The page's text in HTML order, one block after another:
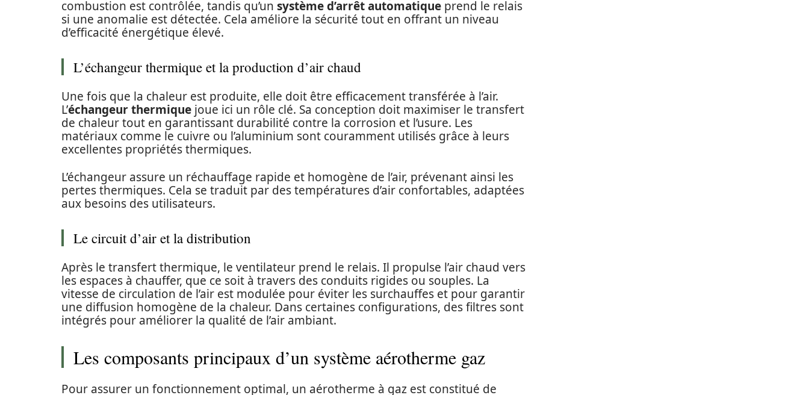
combustion est contrôlée, tandis qu’un système d’arrêt automatique prend le relais
si une anomalie est détectée. Cela améliore la sécurité tout en offrant un niveau
d’efficacité énergétique élevé.
L’échangeur thermique et la production d’air chaud
Une fois que la chaleur est produite, elle doit être efficacement transférée à l’air.
L’échangeur thermique joue ici un rôle clé. Sa conception doit maximiser le transfert
de chaleur tout en garantissant durabilité contre la corrosion et l’usure. Les
matériaux comme le cuivre ou l’aluminium sont couramment utilisés grâce à leurs
excellentes propriétés thermiques.
L’échangeur assure un réchauffage rapide et homogène de l’air, prévenant ainsi les
pertes thermiques. Cela se traduit par des températures d’air confortables, adaptées
aux besoins des utilisateurs.
Le circuit d’air et la distribution
Après le transfert thermique, le ventilateur prend le relais. Il propulse l’air chaud vers
les espaces à chauffer, que ce soit à travers des conduits rigides ou souples. La
vitesse de circulation de l’air est modulée pour éviter les surchauffes et pour garantir
une diffusion homogène de la chaleur. Dans certaines configurations, des filtres sont
intégrés pour améliorer la qualité de l’air ambiant.
Les composants principaux d’un système aérotherme gaz
Pour assurer un fonctionnement optimal, un aérotherme à gaz est constitué de